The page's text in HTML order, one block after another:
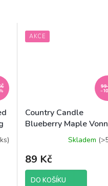
AKCE
99
Country Candle
Blueberry Maple
Skladem
89 Kč
DO KOŠÍKU